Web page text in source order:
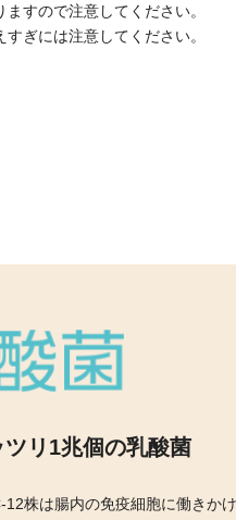
ますので注意してください。
すぎには注意してください。
リ1兆個の乳酸菌
12株は腸内の免疫細胞に働きか